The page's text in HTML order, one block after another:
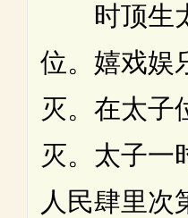
时顶生
位。嬉戏娱
灭。在太子
灭。太子一
人民肆里次